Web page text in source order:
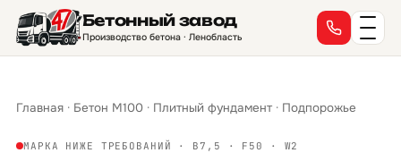
Бетонный завод
Производство бетона · Ленобласть
Главная · Бетон М100 · Плитный фундамент · Подпорожье
МАРКА НИЖЕ ТРЕБОВАНИЙ · B7,5 · F50 · W2